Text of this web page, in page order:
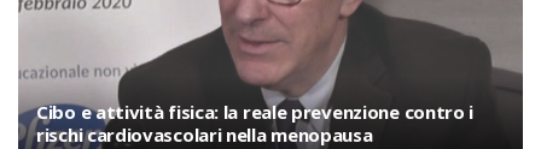
Cibo e attività fisica: la reale prevenzione contro i
rischi cardiovascolari nella menopausa